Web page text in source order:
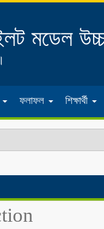
মডেল
ফলাফল শিক্ষার্থী